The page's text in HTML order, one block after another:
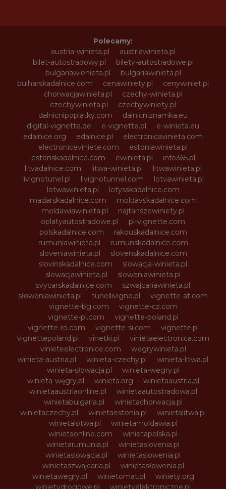
Polecamy:
austria-winieta.pl
austriawinieta.pl
bilet-autostradowy.pl
bilety-autostradowe.pl
bulgariawienieta.pl
bulgariawinieta.pl
bulharskadalnice.com
cenawiniety.pl
cenywiniet.pl
chorwacjawinieta.pl
czechy-winieta.pl
czechywinieta.pl
czechywiniety.pl
dalnicnipoplatky.com
dalnicniznamka.eu
digital-vignette.de
e-vignette.pl
e-winieta.eu
edalnice.org
edalnice.pl
electronicavinieta.com
electroniceviniete.com
estoniawinieta.pl
estonskadalnice.com
ewinieta.pl
info365.pl
litvadalnice.com
litwa-winieta.pl
litwawinieta.pl
livignotunel.pl
livignotunnel.com
lotvawinieta.pl
lotwawinieta.pl
lotysskadalnice.com
madarskadalnice.com
moldavskadalnice.com
moldawiawinieta.pl
najtanszewiniety.pl
oplatyautostradowe.pl
pl-vignette.com
polskadalnice.com
rakouskadalnice.com
rumuniawinieta.pl
rumunskadalnice.com
sloveniawinieta.pl
slovenskadalnice.com
slovinskadalnice.com
slowacja-winieta.pl
slowacjawinieta.pl
sloweniawinieta.pl
svycarskadalnice.com
szwajcariawinieta.pl
słoweniawinieta.pl
tunellivigno.pl
vignette-at.com
vignette-bg.com
vignette-cz.com
vignette-pl.com
vignette-poland.pl
vignette-ro.com
vignette-si.com
vignette.pl
vignettepoland.pl
vinetki.pl
vinietaelectronica.com
vinieteelectronice.com
wegrywinieta.pl
winieta-austria.pl
winieta-czechy.pl
winieta-litwa.pl
winieta-słowacja.pl
winieta-wegry.pl
winieta-węgry.pl
winieta.org
winietaaustria.pl
winietaaustriaonline.pl
winietaautostradowa.pl
winietabulgaria.pl
winietachorwacja.pl
winietaczechy.pl
winietaestonia.pl
winietalitwa.pl
winietalotwa.pl
winietamoldawia.pl
winietaonline.com
winietapolska.pl
winietarumunia.pl
winietaslovenia.pl
winietaslowacja.pl
winietaslowenia.pl
winietaszwajcaria.pl
winietasłowenia.pl
winietawegry.pl
winietomat.pl
winiety.org
winietydrogowe.pl
winietyelektroniczne.pl